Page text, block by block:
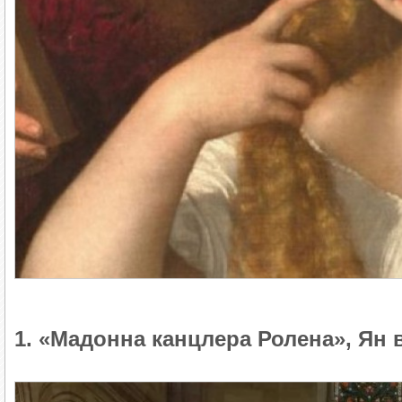
1. «Мадонна канцлера Ролена», Ян